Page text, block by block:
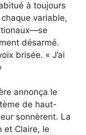
à toujours
variable,
désarmé.
brisée. « J’ai
annonça le
de haut-
sonnèrent. La
et Claire, le